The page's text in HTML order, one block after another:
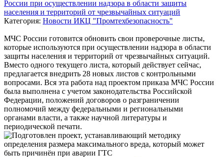
России при осуществлении надзора в области защиты
населения и территорий от чрезвычайных ситуаций
Категория: Новости ИКЦ "Промтехбезопасность"
МЧС России готовится обновить свои проверочные листы,
которые используются при осуществлении надзора в области
защиты населения и территорий от чрезвычайных ситуаций.
Вместо одного текущего листа, который действует сейчас,
предлагается внедрить 28 новых листов с контрольными
вопросами. Вся эта работа над проектом приказа МЧС России
была выполнена с учетом законодательства Российской
Федерации, положений договоров о разграничении
полномочий между федеральными и региональными
органами власти, а также научной литературы и
периодической печати.